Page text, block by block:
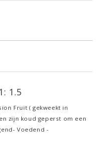
1.5
Fruit ( gekweekt in
zijn koud geperst om een
Voedend -